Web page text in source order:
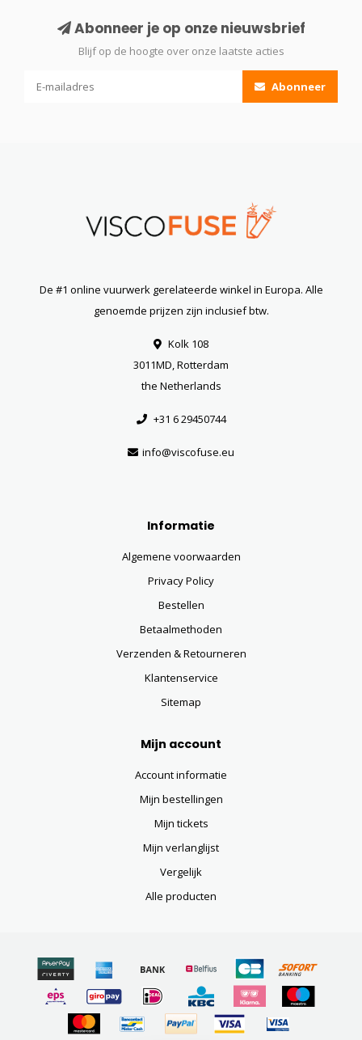
Abonneer je op onze nieuwsbrief
Blijf op de hoogte over onze laatste acties
Abonneer
De #1 online vuurwerk gerelateerde winkel in Europa. Alle
genoemde prijzen zijn inclusief btw.
Kolk 108
3011MD, Rotterdam
the Netherlands
+31 6 29450744
info@viscofuse.eu
Informatie
Algemene voorwaarden
Privacy Policy
Bestellen
Betaalmethoden
Verzenden & Retourneren
Klantenservice
Sitemap
Mijn account
Account informatie
Mijn bestellingen
Mijn tickets
Mijn verlanglijst
Vergelijk
Alle producten